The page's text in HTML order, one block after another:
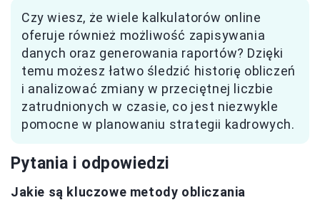
Czy wiesz, że wiele kalkulatorów online
oferuje również możliwość zapisywania
danych oraz generowania raportów? Dzięki
temu możesz łatwo śledzić historię obliczeń
i analizować zmiany w przeciętnej liczbie
zatrudnionych w czasie, co jest niezwykle
pomocne w planowaniu strategii kadrowych.
Pytania i odpowiedzi
Jakie są kluczowe metody obliczania